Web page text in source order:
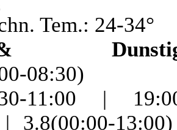
Tem.: 24-34°
11:00 |
3.8(00:00-